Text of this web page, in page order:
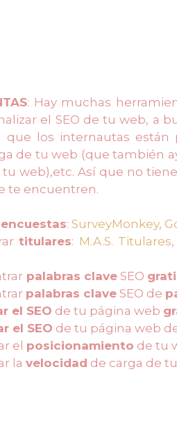
: Hay muchas
el SEO de tu web, a
los internautas están
de tu web (que también
web),etc. Así que no
te encuentren.
encuestas: SurveyMonkey,
titulares: M.A.S. Titulares,
palabras clave SEO
palabras clave SEO de
el SEO de tu página web
el SEO de tu página web
el posicionamiento de tu
la velocidad de carga de